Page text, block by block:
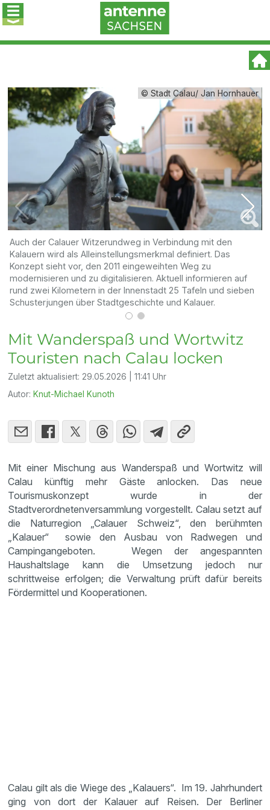
© Stadt Calau/ Jan Hornhauer
Auch der Calauer Witzerundweg in Verbindung mit den
Kalauern wird als Alleinstellungsmerkmal definiert. Das
Konzept sieht vor, den 2011 eingeweihten Weg zu
modernisieren und zu digitalisieren. Aktuell informieren auf
rund zwei Kilometern in der Innenstadt 25 Tafeln und sieben
Schusterjungen über Stadtgeschichte und Kalauer.
Mit Wanderspaß und Wortwitz
Touristen nach Calau locken
Zuletzt aktualisiert: 29.05.2026 | 11:41 Uhr
Autor: Knut-Michael Kunoth
Mit einer Mischung aus Wanderspaß und Wortwitz will
Calau künftig mehr Gäste anlocken. Das neue
Tourismuskonzept wurde in der
Stadtverordnetenversammlung vorgestellt. Calau setzt auf
die Naturregion „Calauer Schweiz“, den berühmten
„Kalauer“ sowie den Ausbau von Radwegen und
Campingangeboten. Wegen der angespannten
Haushaltslage kann die Umsetzung jedoch nur
schrittweise erfolgen; die Verwaltung prüft dafür bereits
Fördermittel und Kooperationen.
Calau gilt als die Wiege des „Kalauers“. Im 19. Jahrhundert
ging von dort der Kalauer auf Reisen. Der Berliner